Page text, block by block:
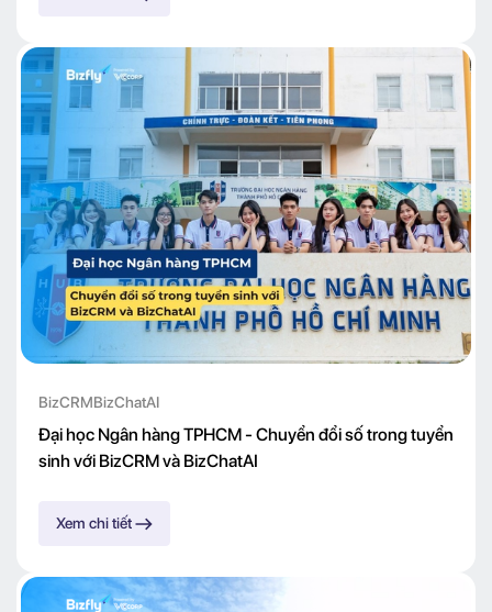
BizCRMBizChatAI
Đại học Ngân hàng TPHCM - Chuyển đổi số trong tuyển
sinh với BizCRM và BizChatAI
Xem chi tiết